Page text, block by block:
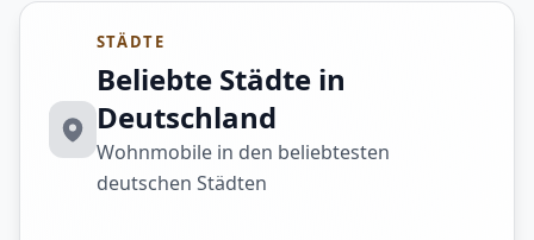
STÄDTE
Beliebte Städte in
Deutschland
Wohnmobile in den beliebtesten
deutschen Städten